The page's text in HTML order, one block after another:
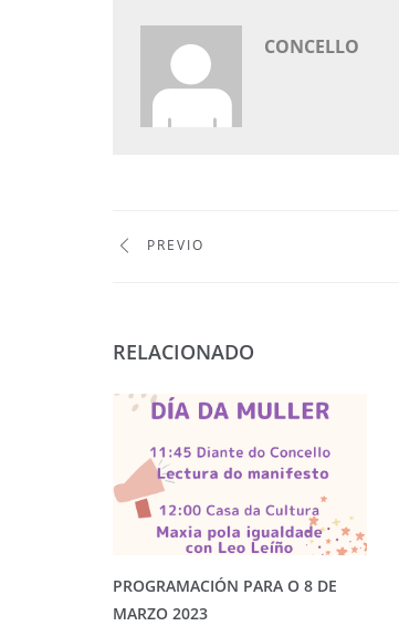
CONCELLO
PREVIO
RELACIONADO
PROGRAMACIÓN PARA O 8 DE
MARZO 2023